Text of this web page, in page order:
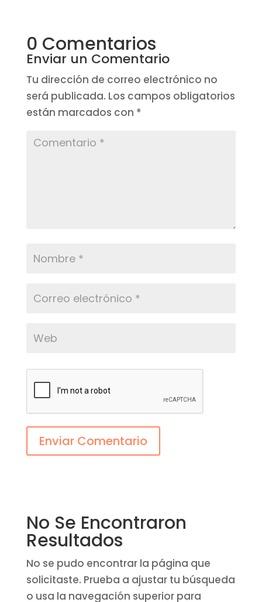
0 Comentarios
Enviar un Comentario
Tu dirección de correo electrónico no
será publicada. Los campos obligatorios
están marcados con *
Enviar Comentario
No Se Encontraron
Resultados
No se pudo encontrar la página que
solicitaste. Prueba a ajustar tu búsqueda
o usa la navegación superior para